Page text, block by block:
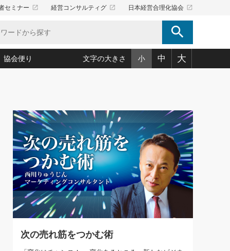
セミナー launch 経営コンサルティグ launch 日本経営合理化協会 launch
search
86回 「言葉狩り」
もっとみる
(34)
どこ
イング経営入
り(210)
思われる 気配りの達人(127)
ル(92)
識(57)
教育の決め手(203)
て」(38)
ランク上の手紙・メール術(100)
人間力の磨き方」(86)
え 東洋思想に学ぶ経営学(132)
指導者たち」(32)
略”(30)
ルＡＶを味方に！新・仕事術(180)
ー脳の鍛え方(32)
を楽しむ基礎レッスン(12)
社長が読むべき今月の4冊(88)
で楽しむ読書術(162)
「氣」(30)
ポーツ・ビジネスに学ぶ心理学(98)
協会便り
ビジネス見聞録 経営ニュース(100)
作間信司の経営無形庵(けいえいむぎょうあん)(166)
経営セミナー情報局(1)
繁栄への着眼点 牟田太陽(76)
講話を聞いて学ぼう 実学・耳学・磨く「ミミガク」のすすめ
文字の大きさ 小 中 大
次の売れ筋をつかむ術